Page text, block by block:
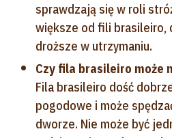
sprawdzają się w roli
większe od fili brasileiro,
droższe w utrzymaniu.
Czy fila brasileiro może
Fila brasileiro dość
pogodowe i może
dworze. Nie może być